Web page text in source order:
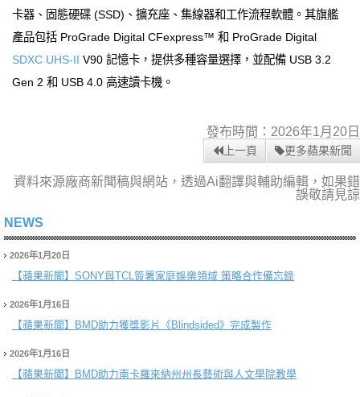
卡器、固態硬碟 (SSD)、擴充座、集線器和工作流程軟體。其旗艦
產品包括 ProGrade Digital CFexpress™ 和 ProGrade Digital
SDXC UHS-II V90 記憶卡，提供多種容量選擇，並配備 USB 3.2
Gen 2 和 USB 4.0 高速讀卡機。
發布時間：2026年1月20日
上一頁 更多蘋果新聞
資料來源廠商新聞稿與網站，透過Ai翻譯與輔助編輯，如果錯
誤敬請見諒
NEWS
2026年1月20日
【蘋果新聞】 SONY與TCL簽署家庭娛樂領域 策略合作備忘錄
2026年1月16日
【蘋果新聞】 BMD助力獲獎影片《Blindsided》完成製作
2026年1月16日
【蘋果新聞】 BMD助力南卡羅來納州州長藝術與人文學院教學